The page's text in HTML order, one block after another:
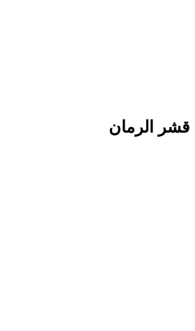
قشر الرمان